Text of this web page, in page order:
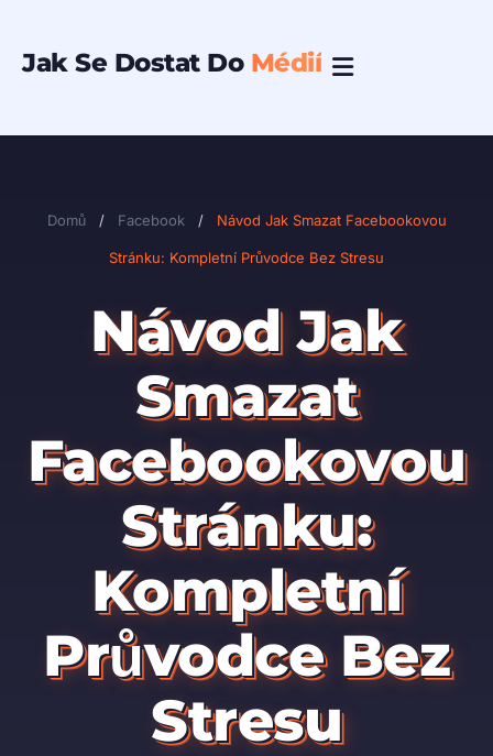
naJak Se Dostat Do Médií
Domů / Facebook / Návod Jak Smazat Facebookovou
Stránku: Kompletní Průvodce Bez Stresu
Návod Jak
Smazat
Facebookovou
Stránku:
Kompletní
Průvodce Bez
Stresu